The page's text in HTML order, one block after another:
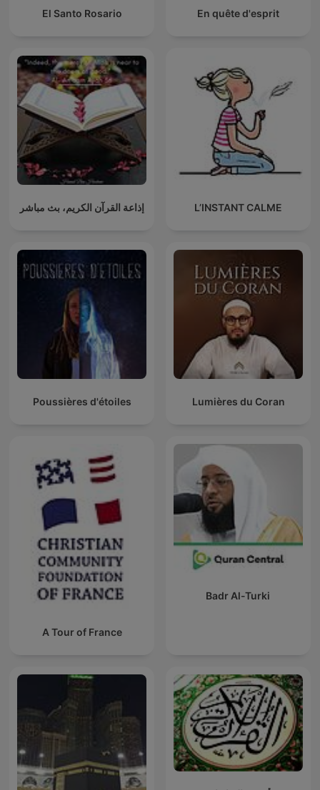
El Santo Rosario En quête d'esprit
إذاعة القرآن الكريم، بث مباشر L’INSTANT CALME
Poussières d'étoiles Lumières du Coran
A Tour of France
Badr Al-Turki